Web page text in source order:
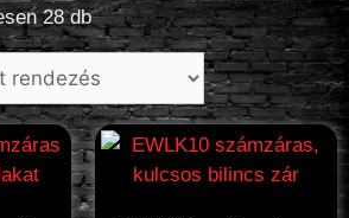
28 db